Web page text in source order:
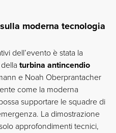
moderna tecnologia
dell’evento è stata la
turbina antincendio
e Noah Oberprantacher
come la moderna
supportare le squadre di
La dimostrazione
approfondimenti tecnici,